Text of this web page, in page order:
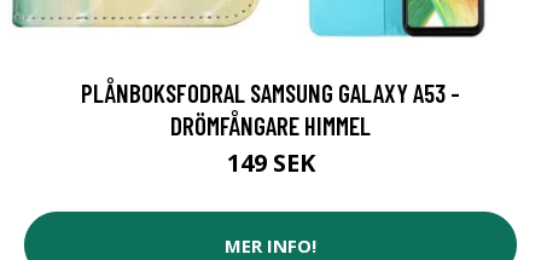
PLÅNBOKSFODRAL SAMSUNG GALAXY A53 -
DRÖMFÅNGARE HIMMEL
149 SEK
MER INFO!